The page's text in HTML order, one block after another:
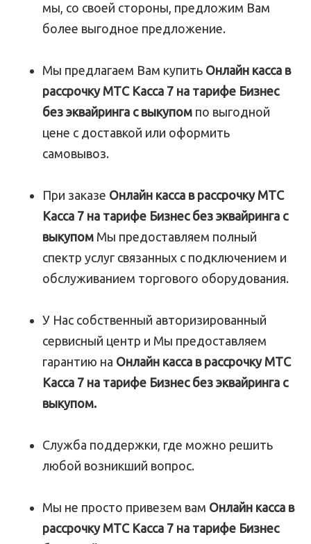
мы, со своей стороны, предложим Вам
более выгодное предложение.
Мы предлагаем Вам купить Онлайн касса в
рассрочку МТС Касса 7 на тарифе Бизнес
без эквайринга с выкупом по выгодной
цене с доставкой или оформить
самовывоз.
При заказе Онлайн касса в рассрочку МТС
Касса 7 на тарифе Бизнес без эквайринга с
выкупом Мы предоставляем полный
спектр услуг связанных с подключением и
обслуживанием торгового оборудования.
У Нас собственный авторизированный
сервисный центр и Мы предоставляем
гарантию на Онлайн касса в рассрочку МТС
Касса 7 на тарифе Бизнес без эквайринга с
выкупом.
Служба поддержки, где можно решить
любой возникший вопрос.
Мы не просто привезем вам Онлайн касса в
рассрочку МТС Касса 7 на тарифе Бизнес